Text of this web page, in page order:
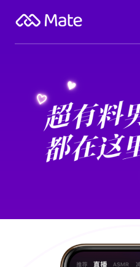
繁體中文
登錄